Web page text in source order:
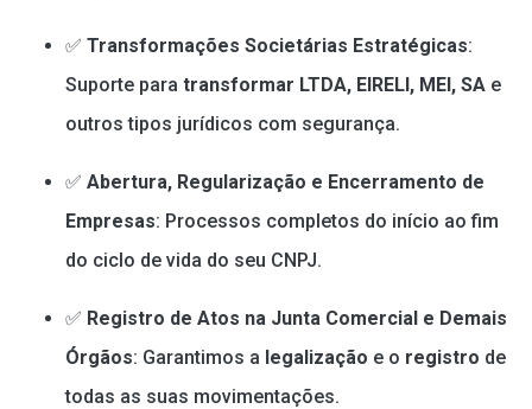
✅ Transformações Societárias Estratégicas:
Suporte para transformar LTDA, EIRELI, MEI, SA e
outros tipos jurídicos com segurança.
✅ Abertura, Regularização e Encerramento de
Empresas: Processos completos do início ao fim
do ciclo de vida do seu CNPJ.
✅ Registro de Atos na Junta Comercial e Demais
Órgãos: Garantimos a legalização e o registro de
todas as suas movimentações.